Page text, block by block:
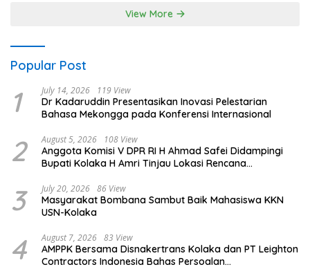
View More
Popular Post
1 July 14, 2026 119 View
Dr Kadaruddin Presentasikan Inovasi Pelestarian
Bahasa Mekongga pada Konferensi Internasional
2 August 5, 2026 108 View
Anggota Komisi V DPR RI H Ahmad Safei Didampingi
Bupati Kolaka H Amri Tinjau Lokasi Rencana
Wundulako
3 July 20, 2026 86 View
Masyarakat Bombana Sambut Baik Mahasiswa KKN
USN-Kolaka
4 August 7, 2026 83 View
AMPPK Bersama Disnakertrans Kolaka dan PT Leighton
Contractors Indonesia Bahas Persoalan